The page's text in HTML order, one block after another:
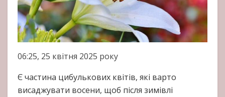
06:25, 25 квітня 2025 року
Є частина цибулькових квітів, які варто
висаджувати восени, щоб після зимівлі